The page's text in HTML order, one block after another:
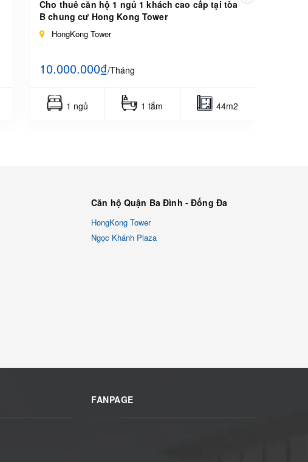
Cho thuê căn hộ 1 ngủ 1 khách cao cấp tại tòa
B chung cư Hong Kong Tower
HongKong Tower
10.000.000₫/Tháng
1 ngủ 1 tắm 44m2
Căn hộ Quận Ba Đình - Đống Đa
HongKong Tower
Ngọc Khánh Plaza
FANPAGE